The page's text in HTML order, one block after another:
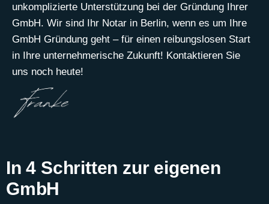
unkomplizierte Unterstützung bei der Gründung Ihrer
GmbH. Wir sind Ihr Notar in Berlin, wenn es um Ihre
GmbH Gründung geht – für einen reibungslosen Start
in Ihre unternehmerische Zukunft! Kontaktieren Sie
uns noch heute!
In 4 Schritten zur eigenen
GmbH